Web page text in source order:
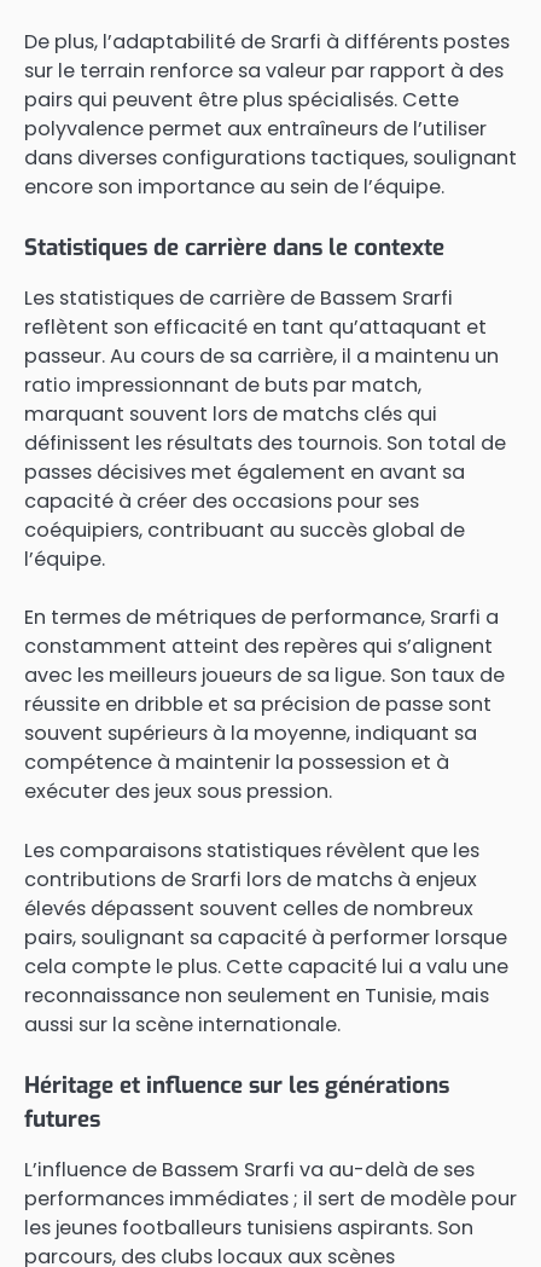
De plus, l’adaptabilité de Srarfi à différents postes
sur le terrain renforce sa valeur par rapport à des
pairs qui peuvent être plus spécialisés. Cette
polyvalence permet aux entraîneurs de l’utiliser
dans diverses configurations tactiques, soulignant
encore son importance au sein de l’équipe.
Statistiques de carrière dans le contexte
Les statistiques de carrière de Bassem Srarfi
reflètent son efficacité en tant qu’attaquant et
passeur. Au cours de sa carrière, il a maintenu un
ratio impressionnant de buts par match,
marquant souvent lors de matchs clés qui
définissent les résultats des tournois. Son total de
passes décisives met également en avant sa
capacité à créer des occasions pour ses
coéquipiers, contribuant au succès global de
l’équipe.
En termes de métriques de performance, Srarfi a
constamment atteint des repères qui s’alignent
avec les meilleurs joueurs de sa ligue. Son taux de
réussite en dribble et sa précision de passe sont
souvent supérieurs à la moyenne, indiquant sa
compétence à maintenir la possession et à
exécuter des jeux sous pression.
Les comparaisons statistiques révèlent que les
contributions de Srarfi lors de matchs à enjeux
élevés dépassent souvent celles de nombreux
pairs, soulignant sa capacité à performer lorsque
cela compte le plus. Cette capacité lui a valu une
reconnaissance non seulement en Tunisie, mais
aussi sur la scène internationale.
Héritage et influence sur les générations
futures
L’influence de Bassem Srarfi va au-delà de ses
performances immédiates ; il sert de modèle pour
les jeunes footballeurs tunisiens aspirants. Son
parcours, des clubs locaux aux scènes